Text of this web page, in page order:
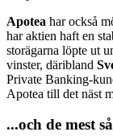
Apotea har också
har aktien haft en
storägarna löpte ut
vinster, däribland
Private Banking-
Apotea till det näst
...och de mest